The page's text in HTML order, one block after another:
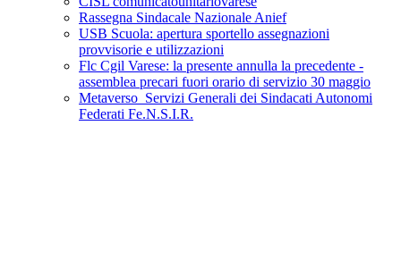
Rassegna Sindacale Nazionale Anief
USB Scuola: apertura sportello assegnazioni
provvisorie e utilizzazioni
Flc Cgil Varese: la presente annulla la precedente -
assemblea precari fuori orario di servizio 30 maggio
Metaverso_Servizi Generali dei Sindacati Autonomi
Federati Fe.N.S.I.R.